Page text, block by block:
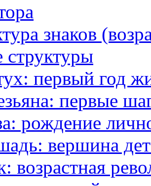
знаков
структуры
первый год
первые
рождение
вершина
возрастная